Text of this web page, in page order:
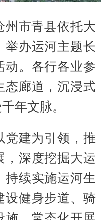
市青县依托大
举办运河主题长
动。各行各业参
态廊道，沉浸式
年文脉。
建为引领，推
，深度挖掘大运
持续实施运河生
设健身步道、骑